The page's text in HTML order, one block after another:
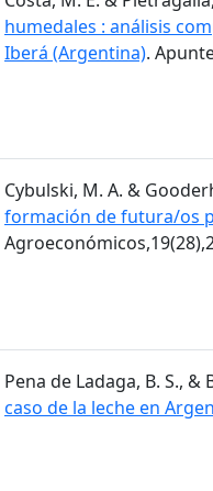
humedales : análisis
Iberá (Argentina).
Cybulski, M. A. &
formación de futura/os
Pena de Ladaga, B. S., &
caso de la leche en